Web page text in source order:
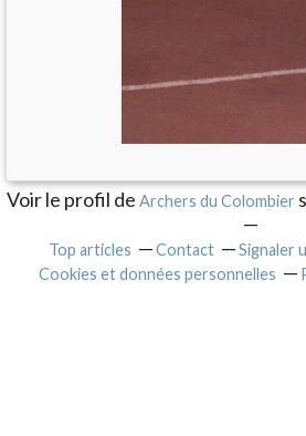
Voir le profil de Archers du Colombier
Top articles Contact Signaler
Cookies et données personnelles